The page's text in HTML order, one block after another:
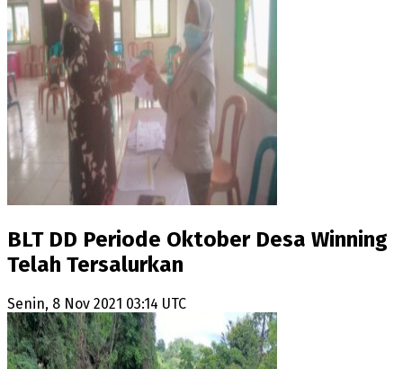
BLT DD Periode Oktober Desa Winning
Telah Tersalurkan
Senin, 8 Nov 2021 03:14 UTC